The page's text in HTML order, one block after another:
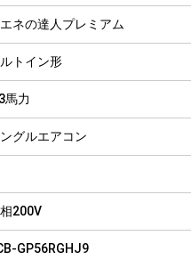
工場
倉庫
ネの達人プレミアム
トイン形
馬力
グルエアコン
200V
GP56RGHJ9